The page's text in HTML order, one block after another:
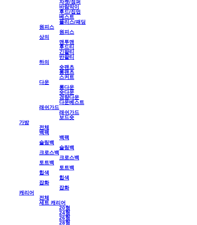
자켓/점퍼
바람막이
후드/집업
베스트
플리스/패딩
원피스
원피스
상의
맨투맨
후드티
긴팔티
반팔티
하의
숏팬츠
롱팬츠
스커트
다운
롱다운
숏다운
경량다운
다운베스트
래쉬가드
래쉬가드
보드숏
가방
전체
백팩
백팩
슬링백
슬링백
크로스백
크로스백
토트백
토트백
힙색
힙색
잡화
잡화
캐리어
전체
세트 캐리어
20형
24형
26형
28형